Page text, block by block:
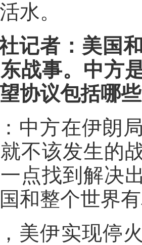
水。
记者：美国
战事。中方
协议包括哪
中方在伊朗
不该发生的
点找到解决
和整个世界
美伊实现停